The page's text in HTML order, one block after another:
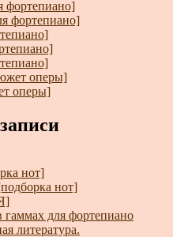
фортепиано]
фортепиано]
оперы]
оперы]
нот]
нот]
для фортепиано
литература.